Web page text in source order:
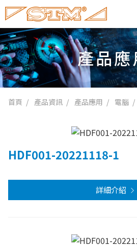
產品
首頁 產品資訊 產品應用 電腦
HDF001-20221118-1
詳細介紹